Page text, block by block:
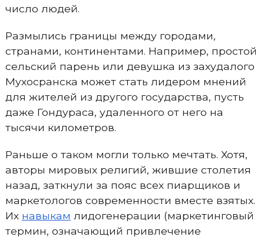
число людей.
Размылись границы между городами,
странами, континентами. Например, простой
сельский парень или девушка из захудалого
Мухосранска может стать лидером мнений
для жителей из другого государства, пусть
даже Гондураса, удаленного от него на
тысячи километров.
Раньше о таком могли только мечтать. Хотя,
авторы мировых религий, жившие столетия
назад, заткнули за пояс всех пиарщиков и
маркетологов современности вместе взятых.
Их навыкам лидогенерации (маркетинговый
термин, означающий привлечение